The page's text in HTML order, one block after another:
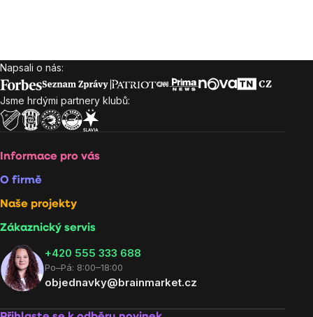
Zápatí
Napsali o nás:
Jsme hrdými partnery klubů:
Informace pro vás
O firmě
Naše projekty
Zákaznický servis
‭+420 555 333 688
Po–Pá: 8:00–18:00
objednavky@brainmarket.cz